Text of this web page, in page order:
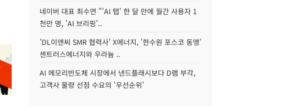
네이버 대표 최수연 "'AI 탭' 한 달 만에 월간 사용자 1
천만 명, 'AI 브리핑'..
'DL이앤씨 SMR 협력사' X에너지, '한수원 포스코 동맹'
센트러스에너지와 우라늄 ..
AI 메모리반도체 시장에서 낸드플래시보다 D램 부각,
고객사 물량 선점 수요의 '우선순위'